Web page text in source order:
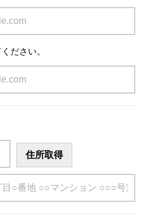
ださい。
住所取得